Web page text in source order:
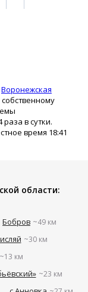
Воронежская
в сутки.
время 18:41
области:
Бобров ~49 км
~30 км
~13 км
~23 км